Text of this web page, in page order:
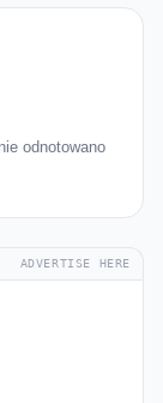
odnotowano
ADVERTISE HERE